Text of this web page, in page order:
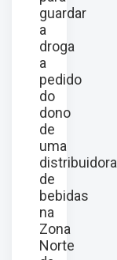
guardar
a
droga
a
pedido
do
dono
de
uma
distribuidora
de
bebidas
na
Zona
Norte